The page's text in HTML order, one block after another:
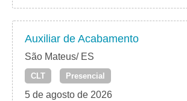
Auxiliar de Acabamento
São Mateus/ ES
CLT Presencial
5 de agosto de 2026